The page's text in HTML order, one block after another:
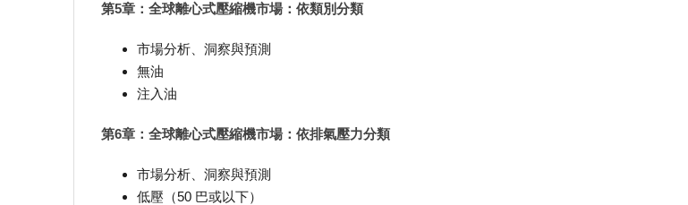
第5章：全球離心式壓縮機市場：依類別分類
市場分析、洞察與預測
無油
注入油
第6章：全球離心式壓縮機市場：依排氣壓力分類
市場分析、洞察與預測
低壓（50 巴或以下）